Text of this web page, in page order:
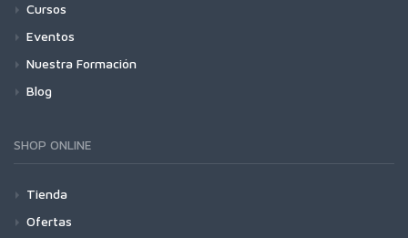
Cursos
Eventos
Nuestra Formación
Blog
SHOP ONLINE
Tienda
Ofertas